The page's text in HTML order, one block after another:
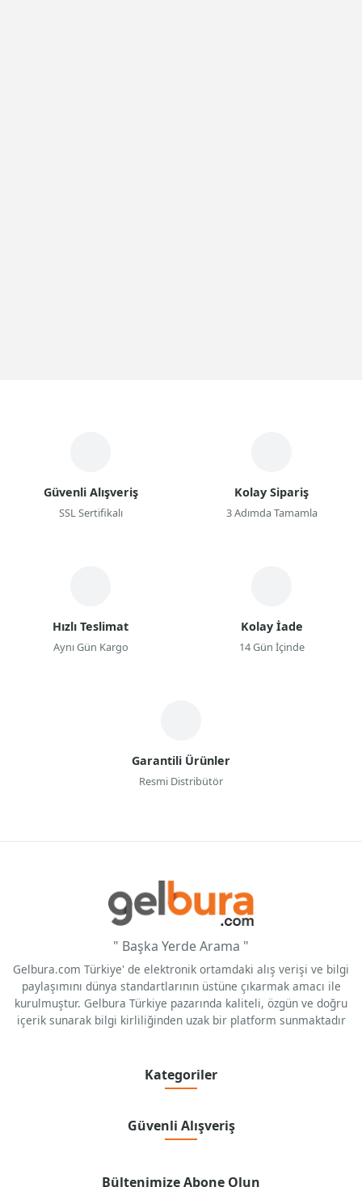
Güvenli Alışveriş
SSL Sertifikalı
Kolay Sipariş
3 Adımda Tamamla
Hızlı Teslimat
Aynı Gün Kargo
Kolay İade
14 Gün İçinde
Garantili Ürünler
Resmi Distribütör
" Başka Yerde Arama "
Gelbura.com Türkiye' de elektronik ortamdaki alış verişi ve bilgi
paylaşımını dünya standartlarının üstüne çıkarmak amacı ile
kurulmuştur. Gelbura Türkiye pazarında kaliteli, özgün ve doğru
içerik sunarak bilgi kirliliğinden uzak bir platform sunmaktadır
Kategoriler
Güvenli Alışveriş
Bültenimize Abone Olun